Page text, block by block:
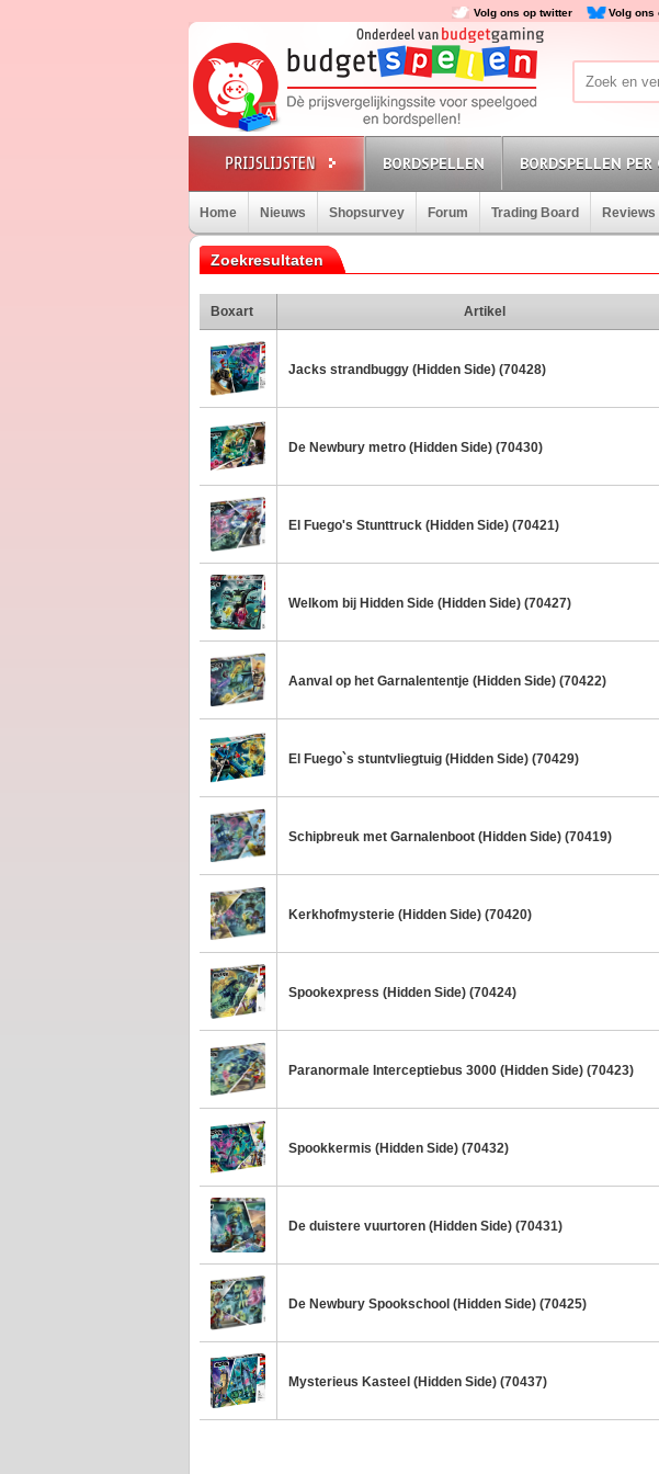
Volg ons op twitter Volg ons
BORDSPELLEN BORDSPELLEN PER
Home Nieuws Shopsurvey Forum Trading Board Reviews
Zoekresultaten
Boxart Artikel
Jacks strandbuggy (Hidden Side) (70428)
De Newbury metro (Hidden Side) (70430)
El Fuego's Stunttruck (Hidden Side) (70421)
Welkom bij Hidden Side (Hidden Side) (70427)
Aanval op het Garnalententje (Hidden Side) (70422)
El Fuego`s stuntvliegtuig (Hidden Side) (70429)
Schipbreuk met Garnalenboot (Hidden Side) (70419)
Kerkhofmysterie (Hidden Side) (70420)
Spookexpress (Hidden Side) (70424)
Paranormale Interceptiebus 3000 (Hidden Side) (70423)
Spookkermis (Hidden Side) (70432)
De duistere vuurtoren (Hidden Side) (70431)
De Newbury Spookschool (Hidden Side) (70425)
Mysterieus Kasteel (Hidden Side) (70437)